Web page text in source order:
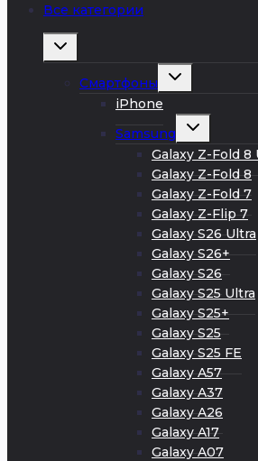
Все категории
Развернуть
Смартфоны
Развернуть
iPhone
Samsung
Развернуть
меню
Galaxy Z-Fold 8
Galaxy Z-Fold 8
Galaxy Z-Fold 7
Galaxy Z-Flip 7
Galaxy S26 Ultra
Galaxy S26+
Galaxy S26
Galaxy S25 Ultra
Galaxy S25+
Galaxy S25
Galaxy S25 FE
Galaxy A57
Galaxy A37
Galaxy A26
Galaxy A17
Galaxy A07